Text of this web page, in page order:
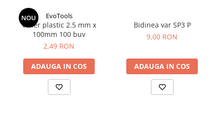
NOU EvoTools
colier plastic 2.5 mm x
100mm 100 buv
2,49 RON
ADAUGA IN COS
Bidinea var SP3 P
9,00 RON
ADAUGA IN COS